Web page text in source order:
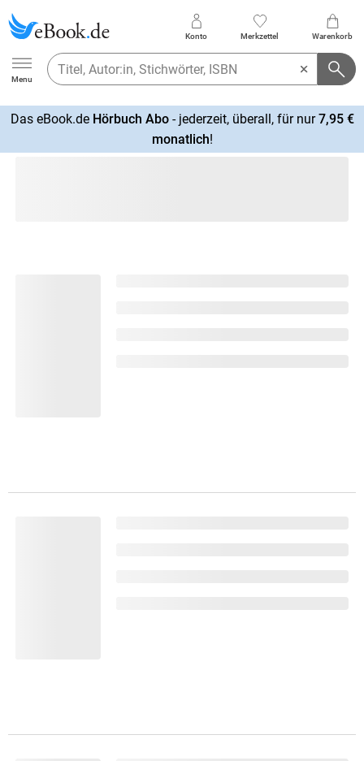
Ebook.de
Menu
Konto Merkzettel Warenkorb
Das eBook.de Hörbuch Abo- jederzeit, überall, für nur7,95 €
monatlich!